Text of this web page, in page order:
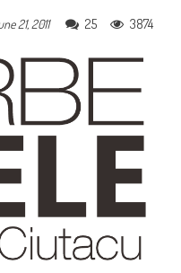
21, 2011 25 3874